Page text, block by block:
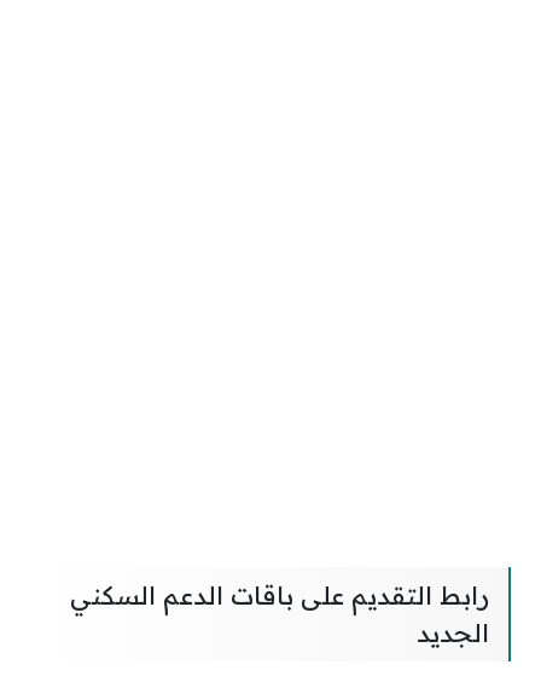
رابط التقديم على باقات الدعم السكني
الجديد